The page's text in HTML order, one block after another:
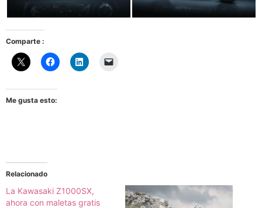
Comparte :
Me gusta esto:
Relacionado
La Kawasaki Z1000SX,
ahora con maletas gratis